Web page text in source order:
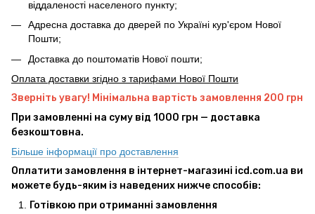
віддаленості населеного пункту;
Адресна доставка до дверей по Україні кур'єром Нової
Пошти;
Доставка до поштоматів Нової пошти;
Оплата доставки згідно з тарифами Нової Пошти
Зверніть увагу! Мінімальна вартість замовлення 200 грн
При замовленні на суму від 1000 грн — доставка
безкоштовна.
Більше інформації про доставлення
Оплатити замовлення в інтернет-магазині icd.com.ua ви
можете будь-яким із наведених нижче способів:
Готівкою при отриманні замовлення